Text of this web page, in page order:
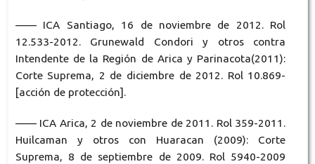
—— ICA Santiago, 16 de noviembre de 2012. Rol
12.533-2012. Grunewald Condori y otros contra
Intendente de la Región de Arica y Parinacota(2011):
Corte Suprema, 2 de diciembre de 2012. Rol 10.869-
[acción de protección].
—— ICA Arica, 2 de noviembre de 2011. Rol 359-2011.
Huilcaman y otros con Huaracan (2009): Corte
Suprema, 8 de septiembre de 2009. Rol 5940-2009